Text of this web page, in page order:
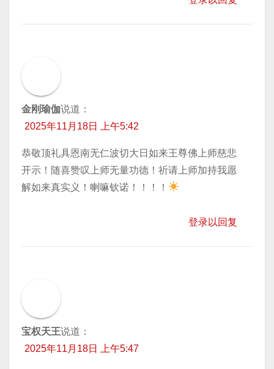
金刚瑜伽说道：
2025年11月18日 上午5:42
恭敬顶礼具恩南无仁波切大日如来王尊佛上师慈悲
开示！随喜赞叹上师无量功德！祈请上师加持我愿
解如来真实义！喇嘛钦诺！！！！
登录以回复
宝权天王说道：
2025年11月18日 上午5:47